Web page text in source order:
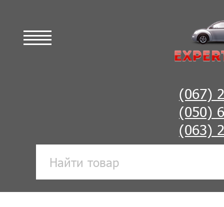
(067)
(050)
(063)